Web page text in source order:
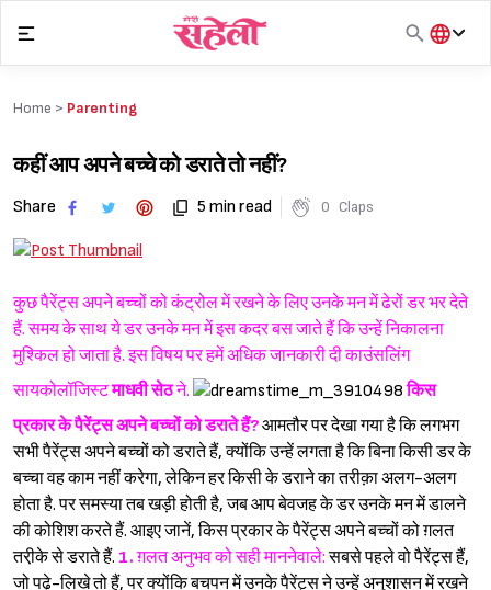
content
हिंदी
Home > Parenting
कहीं आप अपने बच्चे को डराते तो नहीं?
Share 5 min read 0 Claps
कुछ पैरेंट्स अपने बच्चों को कंट्रोल में रखने के लिए उनके मन में ढेरों डर भर देते
हैं. समय के साथ ये डर उनके मन में इस कदर बस जाते हैं कि उन्हें निकालना
मुश्किल हो जाता है. इस विषय पर हमें अधिक जानकारी दी काउंसलिंग
सायकोलॉजिस्टमाधवी सेठने.
किस
प्रकार के पैरेंट्स अपने बच्चों को डराते हैं?आमतौर पर देखा गया है कि लगभग
सभी पैरेंट्स अपने बच्चों को डराते हैं, क्योंकि उन्हें लगता है कि बिना किसी डर के
बच्चा वह काम नहीं करेगा, लेकिन हर किसी के डराने का तरीक़ा अलग-अलग
होता है. पर समस्या तब खड़ी होती है, जब आप बेवजह के डर उनके मन में डालने
की कोशिश करते हैं. आइए जानें, किस प्रकार के पैरेंट्स अपने बच्चों को ग़लत
तरी़के से डराते हैं. 1.ग़लत अनुभव को सही माननेवाले:सबसे पहले वो पैरेंट्स हैं,
जो पढ़े-लिखे तो हैं, पर क्योंकि बचपन में उनके पैरेंट्स ने उन्हें अनुशासन में रखने